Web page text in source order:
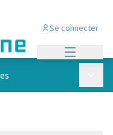
Se connecter